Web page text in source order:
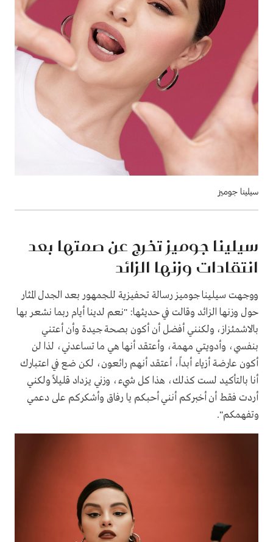
سيلينا جوميز
سيلينا جوميز تخرج عن صمتها بعد
انتقادات وزنها الزائد
ووجهت سيلينا جوميز رسالة تحفيزية للجمهور بعد الجدل المثار
حول وزنها الزائد وقالت في حديثها: "نعم لدينا أيام ربما نشعر بها
بالاشمئزاز، ولكنني أفضل أن أكون بصحة جيدة وأن أعتني
بنفسي، وأدويتي مهمة، وأعتقد أنها هي ما تساعدني، لذا لن
أكون عارضة أزياء أبداً، أعتقد أنهم رائعون، لكن ضع في اعتبارك
أنا بالتأكيد لست كذلك، هذا كل شيء، وزني يزداد قليلاً ولكني
أردت فقط أن أخبركم أنني أحبكم يا رفاق وأشكركم على دعمي
وتفهمكم".